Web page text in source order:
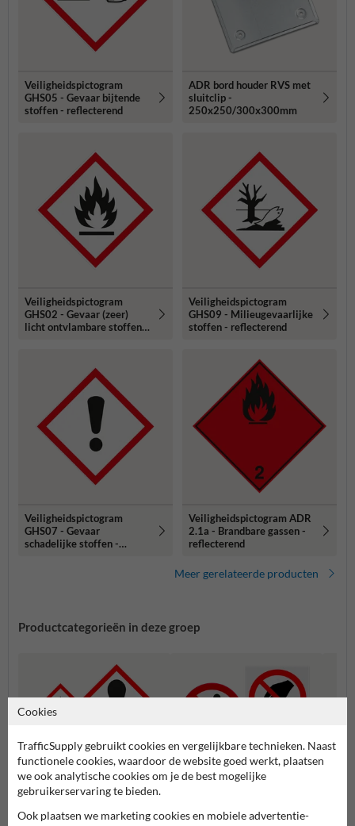
Veiligheidspictogram
GHS05 - Gevaar bijtende
stoffen - reflecterend
ADR bord houder RVS met
sluitclip -
250x250/300x300mm
Veiligheidspictogram
GHS02 - Gevaar (zeer)
licht ontvlambare stoffen -
Veiligheidspictogram
GHS09 - Milieugevaarlijke
stoffen - reflecterend
Veiligheidspictogram
GHS07 - Gevaar
schadelijke stoffen -
Veiligheidspictogram ADR
2.1a - Brandbare gassen -
reflecterend
Meer gerelateerde producten
Productcategorieën in deze groep
Cookies
TrafficSupply gebruikt cookies en vergelijkbare technieken. Naast
functionele cookies, waardoor de website goed werkt, plaatsen
we ook analytische cookies om je de best mogelijke
gebruikerservaring te bieden.
Ook plaatsen we marketing cookies en mobiele advertentie-